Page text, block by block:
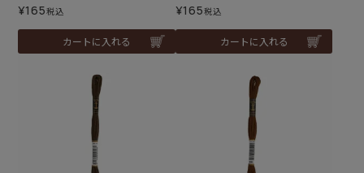
¥165税込
カートに入れる
¥165税込
カートに入れる